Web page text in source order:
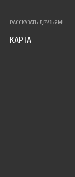
РАССКАЗАТЬ ДРУЗЬЯМ!
КАРТА